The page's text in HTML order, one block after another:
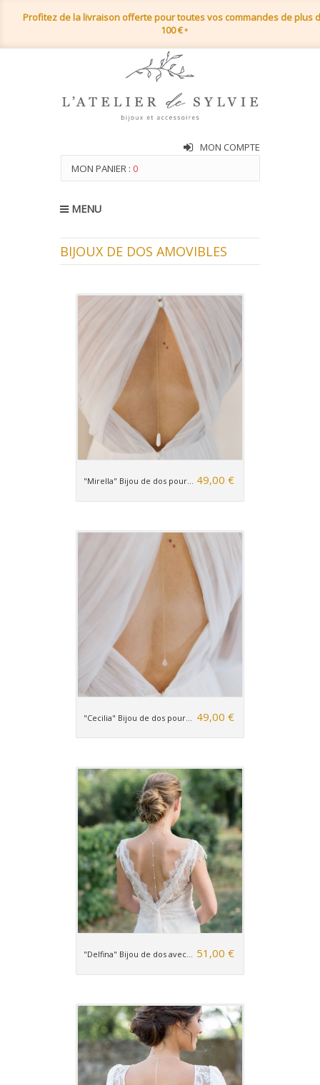
Profitez de la livraison offerte pour toutes vos commandes de plus
100 €*
MON COMPTE
MON PANIER : 0
MENU
BIJOUX DE DOS AMOVIBLES
"Mirella" Bijou de dos pour... 49,00 €
"Cecilia" Bijou de dos pour... 49,00 €
"Delfina" Bijou de dos avec... 51,00 €